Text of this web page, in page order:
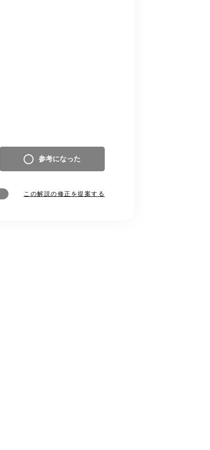
参考になった
この解説の修正を提案する